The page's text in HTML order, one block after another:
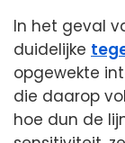
In het geval
duidelijke
opgewekte
die daarop
hoe dun de